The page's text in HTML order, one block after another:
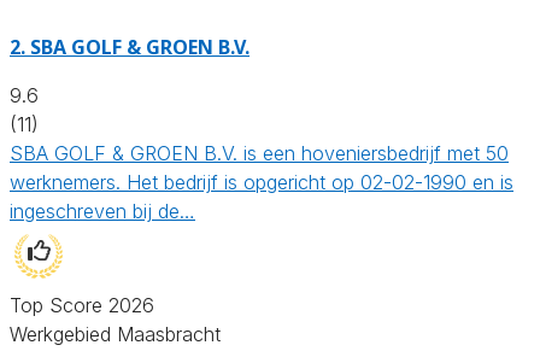
2. SBA GOLF & GROEN B.V.
9.6
(11)
SBA GOLF & GROEN B.V. is een hoveniersbedrijf met 50
werknemers. Het bedrijf is opgericht op 02-02-1990 en is
ingeschreven bij de…
Top Score 2026
Werkgebied Maasbracht